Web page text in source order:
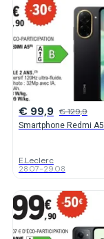
€ 99,9 € 129,9
Smartphone Redmi A5
E.Leclerc
28.07-29.08